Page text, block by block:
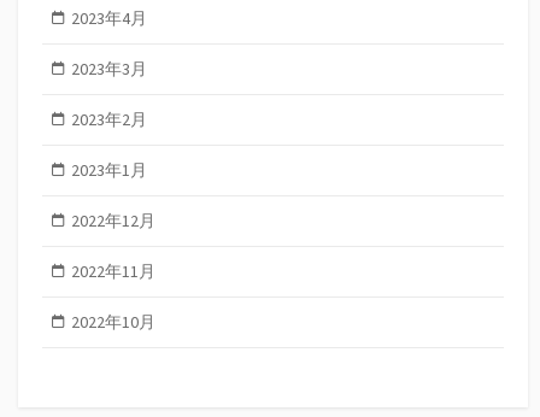
2023年4月
2023年3月
2023年2月
2023年1月
2022年12月
2022年11月
2022年10月